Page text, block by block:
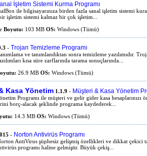
İşletim Sistemi Kurma Programı
ile bilgisayarınıza birden fazla sanal işletim sistemi
işletim sistemi kalmaz bir çok işletim...
Boyutu: 103 MB OS: Windows (Tümü)
- Trojan Temizleme Programı
ve tanımlandıktan sonra temizleme yazılımıdır.
kısa süre zarflarında tarama sonuçlarında...
26.9 MB OS: Windows (Tümü)
Kasa Yönetim 1.1.9 - Müşteri & Kasa Yönetim
Programı ile müşteri ve gelir gider kasa hesaplarınızı
borç-alacak şeklinde programa kaydederek...
14.3 MB OS: Windows (Tümü)
- Norton Antivirüs Programı
AntiVirus şüphesiz gelişmiş özellikleri ve dikkat çekici
programı haline gelmiştir. Büyük çekiş...